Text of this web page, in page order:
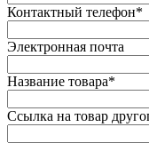
Контактный телефон*
Электронная почта
Название товара*
Ссылка на товар